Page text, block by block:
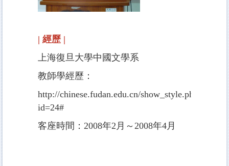
| 經歷 |
上海復旦大學中國文學系
教師學經歷：
http://chinese.fudan.edu.cn/show_style.php?
id=24#
客座時間：2008年2月～2008年4月